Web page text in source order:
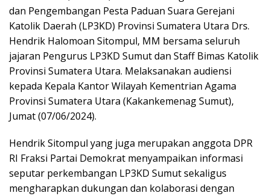
dan Pengembangan Pesta Paduan Suara Gerejani
Katolik Daerah (LP3KD) Provinsi Sumatera Utara Drs.
Hendrik Halomoan Sitompul, MM bersama seluruh
jajaran Pengurus LP3KD Sumut dan Staff Bimas Katolik
Provinsi Sumatera Utara. Melaksanakan audiensi
kepada Kepala Kantor Wilayah Kementrian Agama
Provinsi Sumatera Utara (Kakankemenag Sumut),
Jumat (07/06/2024).
Hendrik Sitompul yang juga merupakan anggota DPR
RI Fraksi Partai Demokrat menyampaikan informasi
seputar perkembangan LP3KD Sumut sekaligus
mengharapkan dukungan dan kolaborasi dengan